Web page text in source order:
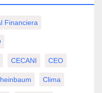
Financiera
CECANI CEO
Clima